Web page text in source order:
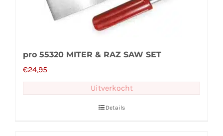
pro 55320 MITER & RAZ SAW SET
€24,95
Uitverkocht
Details